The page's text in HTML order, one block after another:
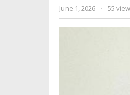
June 1, 2026
by
- 55